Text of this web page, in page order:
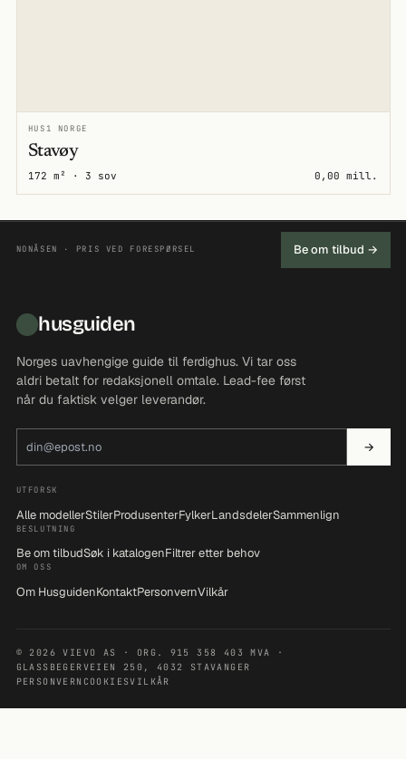
HUS1 NORGE
Stavøy
172 m² · 3 sov 0,00 mill.
NONÅSEN · PRIS VED FORESPØRSEL Be om tilbud →
husguiden
Norges uavhengige guide til ferdighus. Vi tar oss
aldri betalt for redaksjonell omtale. Lead-fee først
når du faktisk velger leverandør.
→
UTFORSK
Alle modellerStilerProdusenterFylkerLandsdelerSammenlign
BESLUTNING
Be om tilbudSøk i katalogenFiltrer etter behov
OM OSS
Om HusguidenKontaktPersonvernVilkår
© 2026 VIEVO AS · ORG. 915 358 403 MVA ·
GLASSBEGERVEIEN 250, 4032 STAVANGER
PERSONVERN COOKIESVILKÅR